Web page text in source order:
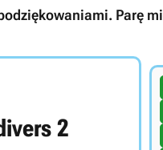
Parę
2